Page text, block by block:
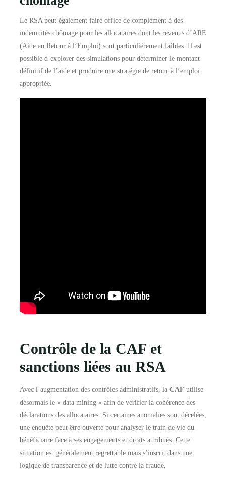
Le RSA peut également faire office de complément à des
indemnités chômage pour les allocataires dont les revenus d’ARE
(Aide au Retour à l’Emploi) sont particulièrement faibles. Il est
possible d’explorer des simulations pour déterminer le montant
définitif de l’aide et produire une stratégie de retour à l’emploi
appropriée.
Contrôle de la CAF et
sanctions liées au RSA
Avec l’augmentation des contrôles administratifs, la CAF utilise
désormais le « data mining » afin de vérifier la cohérence des
déclarations des allocataires. Si certaines anomalies sont décelées,
une enquête peut être ouverte pour analyser le train de vie du
bénéficiaire face à ses engagements et droits attribués. Cette
situation est généralement regrettable mais s’inscrit dans une
logique de transparence et de lutte contre la fraude.